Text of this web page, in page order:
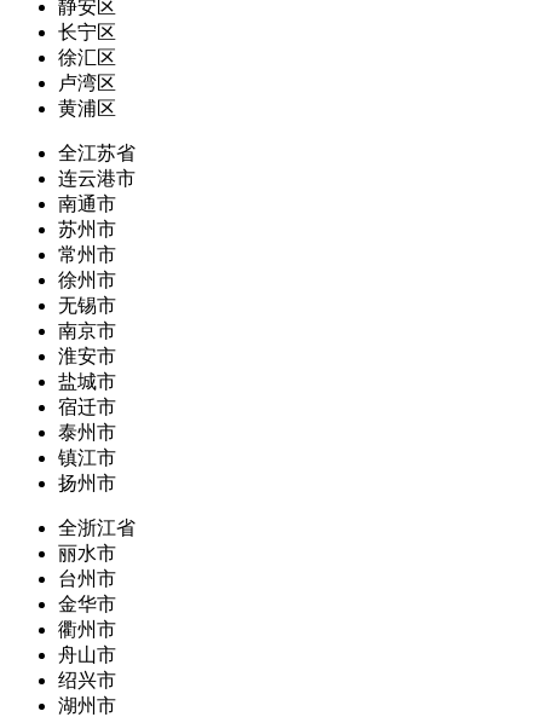
静安区
长宁区
徐汇区
卢湾区
黄浦区
全江苏省
连云港市
南通市
苏州市
常州市
徐州市
无锡市
南京市
淮安市
盐城市
宿迁市
泰州市
镇江市
扬州市
全浙江省
丽水市
台州市
金华市
衢州市
舟山市
绍兴市
湖州市